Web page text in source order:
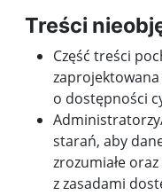
Treści
Część treści
o dostępności
starań, aby
zrozumiałe
z zasadami